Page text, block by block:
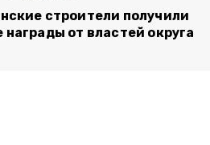
строители получили
награды от властей округа